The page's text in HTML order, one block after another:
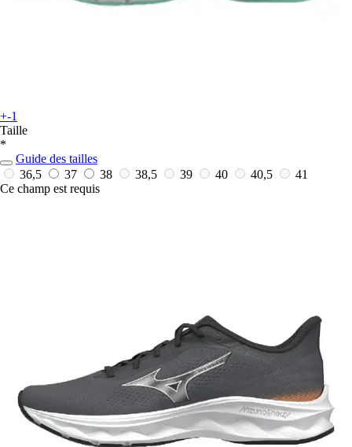
+-1
Taille
*
Guide des tailles
36,5
37 38 38,5 39 40 40,5
41
Ce champ est requis